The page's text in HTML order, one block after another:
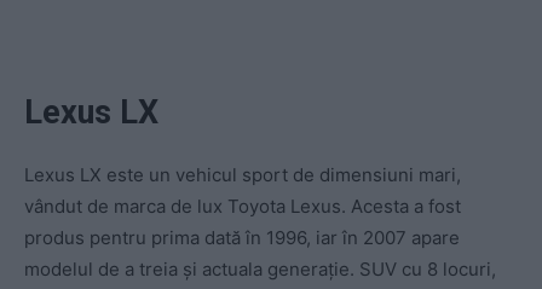
Lexus LX
Lexus LX este un vehicul sport de dimensiuni mari,
vândut de marca de lux Toyota Lexus. Acesta a fost
produs pentru prima dată în 1996, iar în 2007 apare
modelul de a treia și actuala generație. SUV cu 8 locuri,